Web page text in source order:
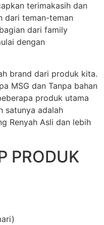
terimakasih dan
dari teman-teman
dari family
dengan
brand dari produk kita.
MSG dan Tanpa bahan
produk utama
satunya adalah
Renyah Asli dan lebih
PRODUK